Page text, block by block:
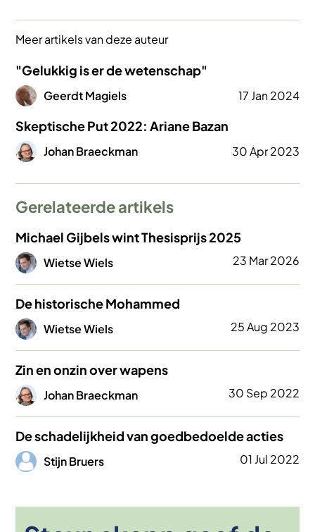
Meer artikels van deze auteur
"Gelukkig is er de wetenschap"
Afbeelding
Geerdt Magiels 17 Jan 2024
Skeptische Put 2022: Ariane Bazan
AfbeeldingJohan Braeckman 30 Apr 2023
Gerelateerde artikels
Michael Gijbels wint Thesisprijs 2025
Afbeelding
Wietse Wiels 23 Mar 2026
De historische Mohammed
Afbeelding
Wietse Wiels 25 Aug 2023
Zin en onzin over wapens
AfbeeldingJohan Braeckman 30 Sep 2022
De schadelijkheid van goedbedoelde acties
Afbeelding
Stijn Bruers 01 Jul 2022